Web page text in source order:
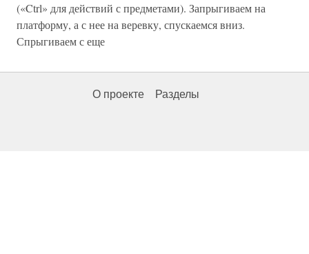
(«Ctrl» для действий с предметами). Запрыгиваем на
платформу, а с нее на веревку, спускаемся вниз.
Спрыгиваем с еще
О проекте Разделы